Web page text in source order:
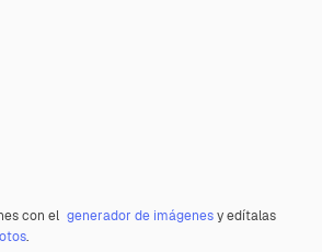
con el generador de imágenesy edítalas
.